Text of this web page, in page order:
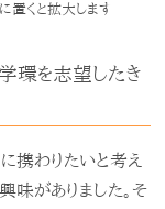
置くと拡大します
環を志望したき
携わりたいと考え
味がありました。そ